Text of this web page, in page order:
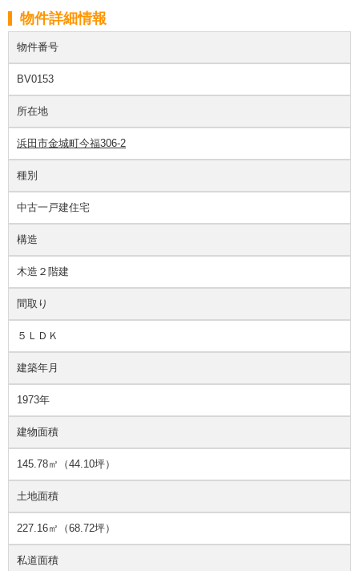
物件詳細情報
物件番号
BV0153
所在地
浜田市金城町今福306-2
種別
中古一戸建住宅
構造
木造２階建
間取り
５ＬＤＫ
建築年月
1973年
建物面積
145.78㎡（44.10坪）
土地面積
227.16㎡（68.72坪）
私道面積